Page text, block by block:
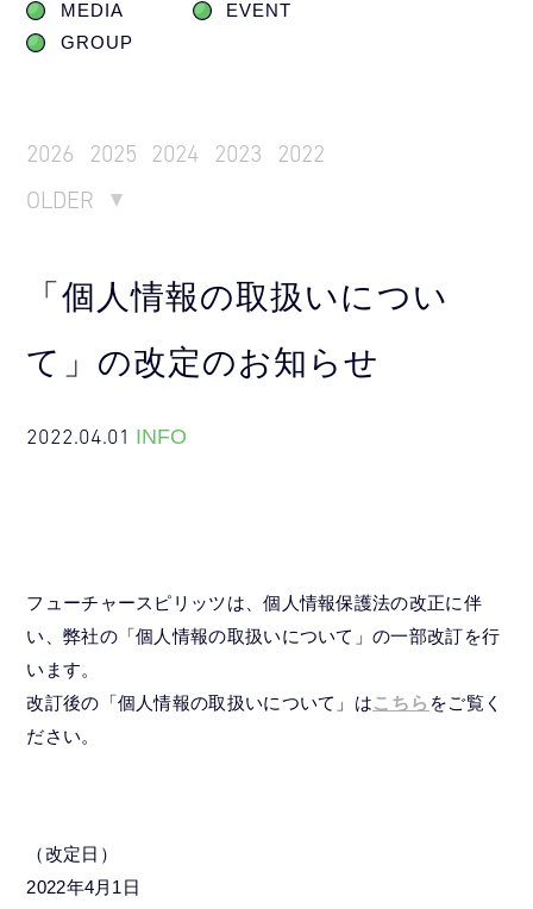
MEDIA
EVENT
GROUP
2026 2025 2024 2023
2022
OLDER
「個人情報の取扱いについ
て」の改定のお知らせ
2022.04.01 INFO
フューチャースピリッツは、個人情報保護法の改正に伴
い、弊社の「個人情報の取扱いについて」の一部改訂を行
います。
改訂後の「個人情報の取扱いについて」はこちら をご覧く
ださい。
（改定日）
2022年4月1日